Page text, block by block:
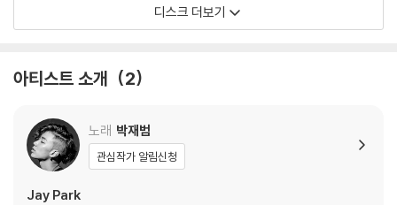
디스크 더보기
아티스트 소개 2
노래 박재범
관심작가 알림신청
Jay Park